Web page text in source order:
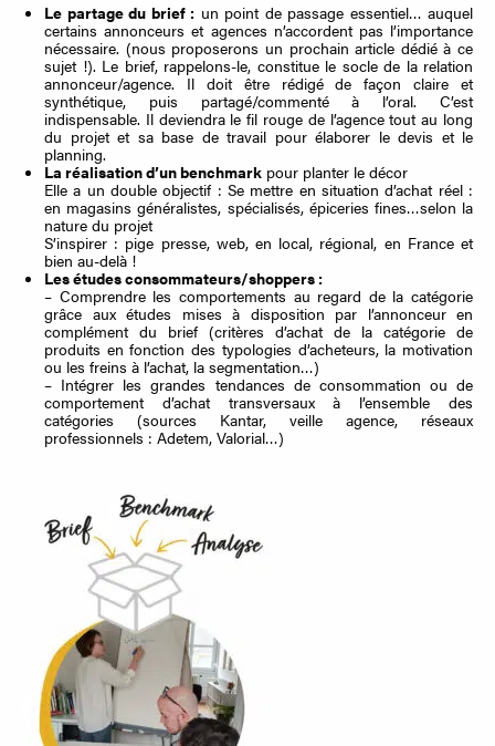
Le partage du brief : un point de passage essentiel… auquel
certains annonceurs et agences n’accordent pas l’importance
nécessaire. (nous proposerons un prochain article dédié à ce
sujet !). Le brief, rappelons-le, constitue le socle de la relation
annonceur/agence. Il doit être rédigé de façon claire et
synthétique, puis partagé/commenté à l’oral. C’est
indispensable. Il deviendra le fil rouge de l’agence tout au long
du projet et sa base de travail pour élaborer le devis et le
planning.
La réalisation d’un benchmark pour planter le décor
Elle a un double objectif : Se mettre en situation d’achat réel :
en magasins généralistes, spécialisés, épiceries fines…selon la
nature du projet
S’inspirer : pige presse, web, en local, régional, en France et
bien au-delà !
Les études consommateurs/shoppers :
– Comprendre les comportements au regard de la catégorie
grâce aux études mises à disposition par l’annonceur en
complément du brief (critères d’achat de la catégorie de
produits en fonction des typologies d’acheteurs, la motivation
ou les freins à l’achat, la segmentation…)
– Intégrer les grandes tendances de consommation ou de
comportement d’achat transversaux à l’ensemble des
catégories (sources Kantar, veille agence, réseaux
professionnels : Adetem, Valorial…)